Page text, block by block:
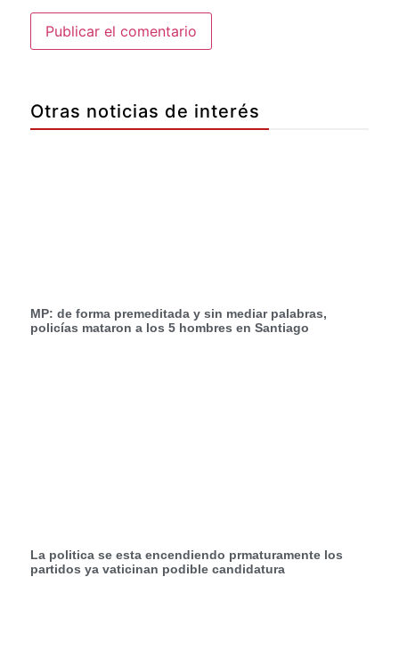
Otras noticias de interés
MP: de forma premeditada y sin mediar palabras,
policías mataron a los 5 hombres en Santiago
La politica se esta encendiendo prmaturamente los
partidos ya vaticinan podible candidatura